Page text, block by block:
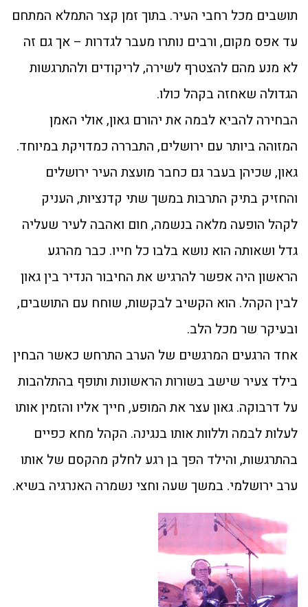
תושבים מכל רחבי העיר. בתוך זמן קצר התמלא המתחם
עד אפס מקום, ורבים נותרו מעבר לגדרות – אך גם זה
לא מנע מהם להצטרף לשירה, לריקודים ולהתרגשות
הגדולה שאחזה בקהל כולו.
הבחירה להביא לבמה את יהורם גאון, אולי האמן
המזוהה ביותר עם ירושלים, התבררה כמדויקת במיוחד.
גאון, שכיהן בעבר גם כחבר מועצת העיר ירושלים
והחזיק בתיק התרבות במשך שתי קדנציות, העניק
לקהל הופעה מלאה בנשמה, חום ואהבה לעיר שעליה
גדל ושאותה הוא נושא בלבו כל חייו. כבר מהרגע
הראשון היה אפשר להרגיש את החיבור הנדיר בין גאון
לבין הקהל. הוא הקשיב לבקשות, שוחח עם התושבים,
ובעיקר שר מכל הלב.
אחד הרגעים המרגשים של הערב התרחש כאשר הבחין
בילד צעיר שישב בשורות הראשונות ותופף בהתלהבות
על דרבוקה. גאון עצר את המופע, חייך אליו והזמין אותו
לעלות לבמה וללוות אותו בנגינה. הקהל מחא כפיים
בהתרגשות, והילד הפך בן רגע לחלק מהקסם של אותו
ערב ירושלמי. במשך שעה וחצי נשמרה האנרגיה בשיא.